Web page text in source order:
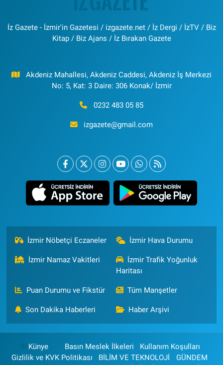
İz Gazete - İzmir'in Gazetesi / izgazete.net / İz Dergi / İzTV / Biz
Kitap / Biz Ajans / İz Bırakan Gazete
Akdeniz Mahallesi, Akdeniz Caddesi, Akdeniz İş Merkezi
No: 5, Kat: 3 Daire: 306 Konak/ İzmir
0232 483 05 85
izgazete@gmail.com
İzmir Nöbetçi Eczaneler İzmir Hava Durumu
İzmir Namaz Vakitleri
İzmir Trafik Yoğunluk
Haritası
Puan Durumu ve Fikstür Tüm Manşetler
Son Dakika Haberleri Haber Arşivi
Künye Basın Meslek İlkeleri
Kullanım Koşulları
Gizlilik ve KVK Politikası
BİLİM VE TEKNOLOJİ
GÜNDEM